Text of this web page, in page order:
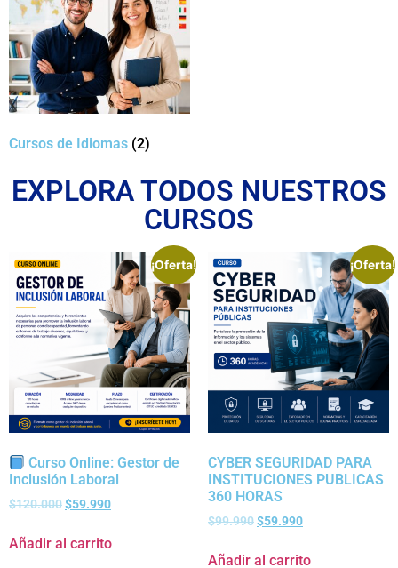
Cursos de Idiomas (2)
EXPLORA TODOS NUESTROS
CURSOS
¡Oferta!
Curso Online: Gestor de
Inclusión Laboral
$120.000$59.990
Añadir al carrito
¡Oferta!
CYBER SEGURIDAD PARA
INSTITUCIONES PUBLICAS
360 HORAS
$99.990$59.990
Añadir al carrito